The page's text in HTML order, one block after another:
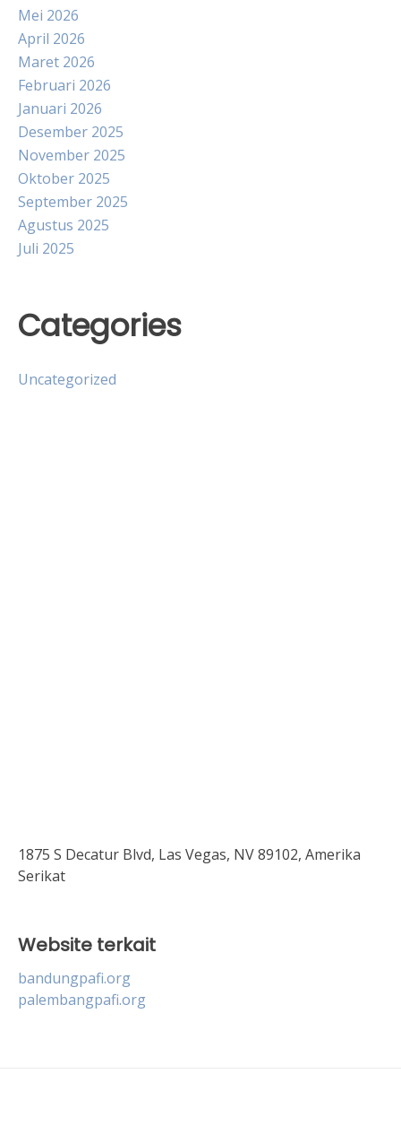
Mei 2026
April 2026
Maret 2026
Februari 2026
Januari 2026
Desember 2025
November 2025
Oktober 2025
September 2025
Agustus 2025
Juli 2025
Categories
Uncategorized
1875 S Decatur Blvd, Las Vegas, NV 89102, Amerika
Serikat
Website terkait
bandungpafi.org
palembangpafi.org